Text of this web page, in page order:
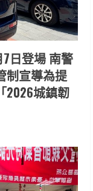
日登場 南警
制宣導為提
2026城鎮韌